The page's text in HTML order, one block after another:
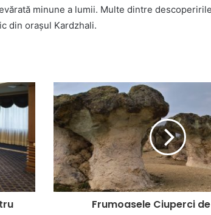
minune a lumii. Multe dintre
din orașul Kardzhali.
Frumoasele Ciuperci